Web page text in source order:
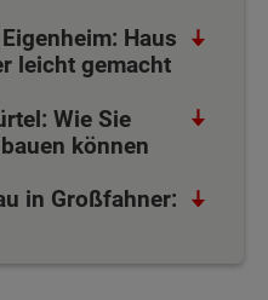
Haus
leicht gemacht
Wie Sie
können
in Großfahner: